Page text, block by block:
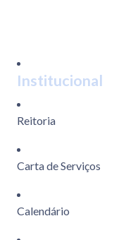
Institucional
Reitoria
Carta de Serviços
Calendário